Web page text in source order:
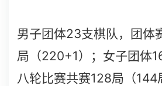
男子团体23支棋队，团体
局（220+1 ）；女子团体
八轮比赛共赛128局（144